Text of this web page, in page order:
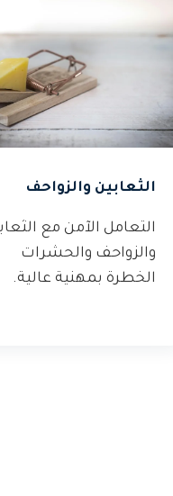
الثعابين والزواحف
التعامل الآمن مع
والزواحف والحشرات
الخطرة بمهنية عالية.